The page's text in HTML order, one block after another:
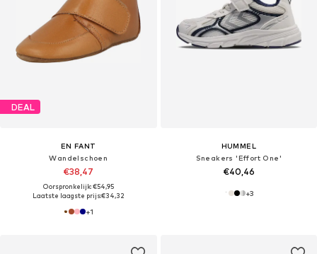
DEAL
EN FANT
Wandelschoen
€38,47
Oorspronkelijk: €54,95
Laatste laagste prijs:€34,32
+1
HUMMEL
Sneakers 'Effort One'
€40,46
+3